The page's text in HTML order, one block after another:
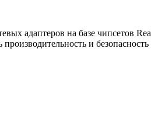
адаптеров на базе чипсетов
и